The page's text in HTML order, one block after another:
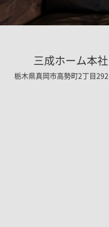
三成ホーム本社
栃木県真岡市高勢町2丁目